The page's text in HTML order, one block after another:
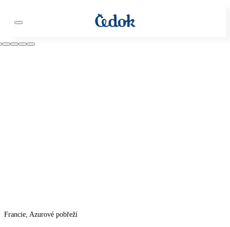
Francie, Azurové pobřeží